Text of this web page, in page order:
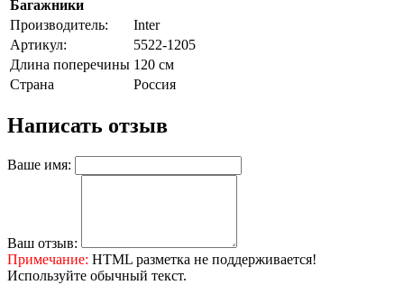
Багажники
Производитель:
Inter
Артикул:
5522-1205
Длина поперечины 120 см
Страна
Россия
Написать отзыв
Ваше имя:
Ваш отзыв:
Примечание: HTML разметка не поддерживается!
Используйте обычный текст.